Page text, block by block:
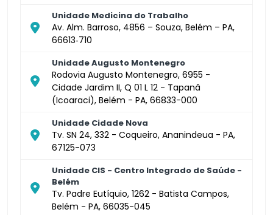
Unidade Medicina do Trabalho
Av. Alm. Barroso, 4856 – Souza, Belém – PA,
66613‑710
Unidade Augusto Montenegro
Rodovia Augusto Montenegro, 6955 -
Cidade Jardim II, Q 01 L 12 - Tapanã
(Icoaraci), Belém - PA, 66833-000
Unidade Cidade Nova
Tv. SN 24, 332 - Coqueiro, Ananindeua - PA,
67125-073
Unidade CIS - Centro Integrado de Saúde -
Belém
Tv. Padre Eutíquio, 1262 - Batista Campos,
Belém - PA, 66035-045